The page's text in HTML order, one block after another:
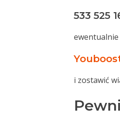
533 525
i zostawić